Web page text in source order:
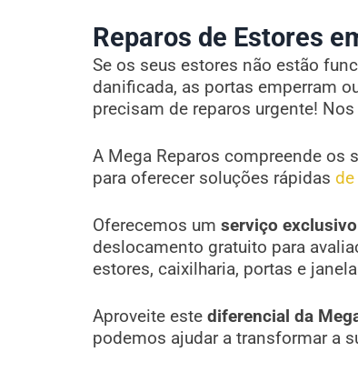
Reparos de Estores
Se os seus estores não estão
danificada, as portas emperram
precisam de reparos urgente!
A Mega Reparos compreende os
para oferecer soluções rápidas
Oferecemos um serviço
deslocamento gratuito para
estores, caixilharia, portas e
Aproveite este diferencial da
podemos ajudar a transformar a